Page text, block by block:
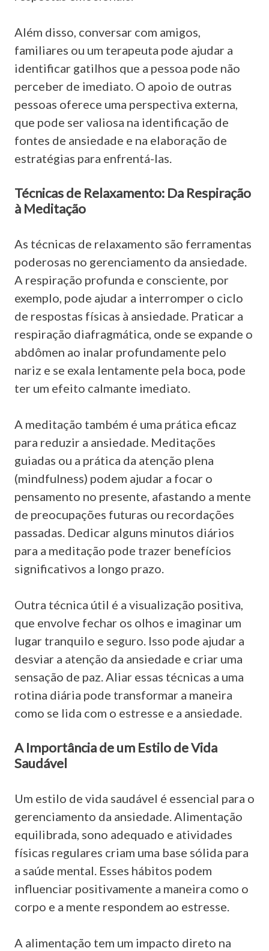
Além disso, conversar com amigos,
familiares ou um terapeuta pode ajudar a
identificar gatilhos que a pessoa pode não
perceber de imediato. O apoio de outras
pessoas oferece uma perspectiva externa,
que pode ser valiosa na identificação de
fontes de ansiedade e na elaboração de
estratégias para enfrentá-las.
Técnicas de Relaxamento: Da Respiração
à Meditação
As técnicas de relaxamento são ferramentas
poderosas no gerenciamento da ansiedade.
A respiração profunda e consciente, por
exemplo, pode ajudar a interromper o ciclo
de respostas físicas à ansiedade. Praticar a
respiração diafragmática, onde se expande o
abdômen ao inalar profundamente pelo
nariz e se exala lentamente pela boca, pode
ter um efeito calmante imediato.
A meditação também é uma prática eficaz
para reduzir a ansiedade. Meditações
guiadas ou a prática da atenção plena
(mindfulness) podem ajudar a focar o
pensamento no presente, afastando a mente
de preocupações futuras ou recordações
passadas. Dedicar alguns minutos diários
para a meditação pode trazer benefícios
significativos a longo prazo.
Outra técnica útil é a visualização positiva,
que envolve fechar os olhos e imaginar um
lugar tranquilo e seguro. Isso pode ajudar a
desviar a atenção da ansiedade e criar uma
sensação de paz. Aliar essas técnicas a uma
rotina diária pode transformar a maneira
como se lida com o estresse e a ansiedade.
A Importância de um Estilo de Vida
Saudável
Um estilo de vida saudável é essencial para o
gerenciamento da ansiedade. Alimentação
equilibrada, sono adequado e atividades
físicas regulares criam uma base sólida para
a saúde mental. Esses hábitos podem
influenciar positivamente a maneira como o
corpo e a mente respondem ao estresse.
A alimentação tem um impacto direto na